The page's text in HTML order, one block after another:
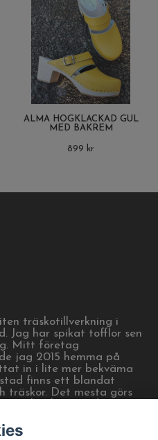
ALMA HÖGKLACKAD GUL
MED BAKREM
899 kr
träskotillverkning i
Jag har spikat tofflor sen
Mitt företag
jag 2015 hemma på
in i lite mer bekväma
finns ett blandat
träskor. Det mesta görs
gärna och hälsa på!